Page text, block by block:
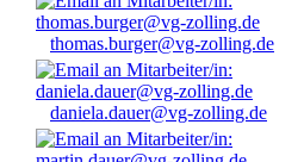
thomas.burger@vg-zolling.de
daniela.dauer@vg-zolling.de